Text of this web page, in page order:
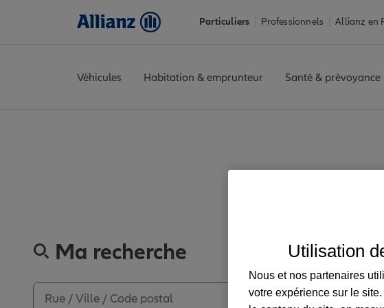
Particuliers Professionnels Allianz en
Véhicules Habitation & emprunteur Santé & prévoyance
Découvrez les avis de
Ma recherche Utilisation
Nous et nos partenaires
votre expérience sur le